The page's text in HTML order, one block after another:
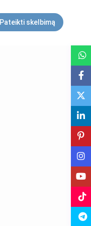
Pateikti skelbimą